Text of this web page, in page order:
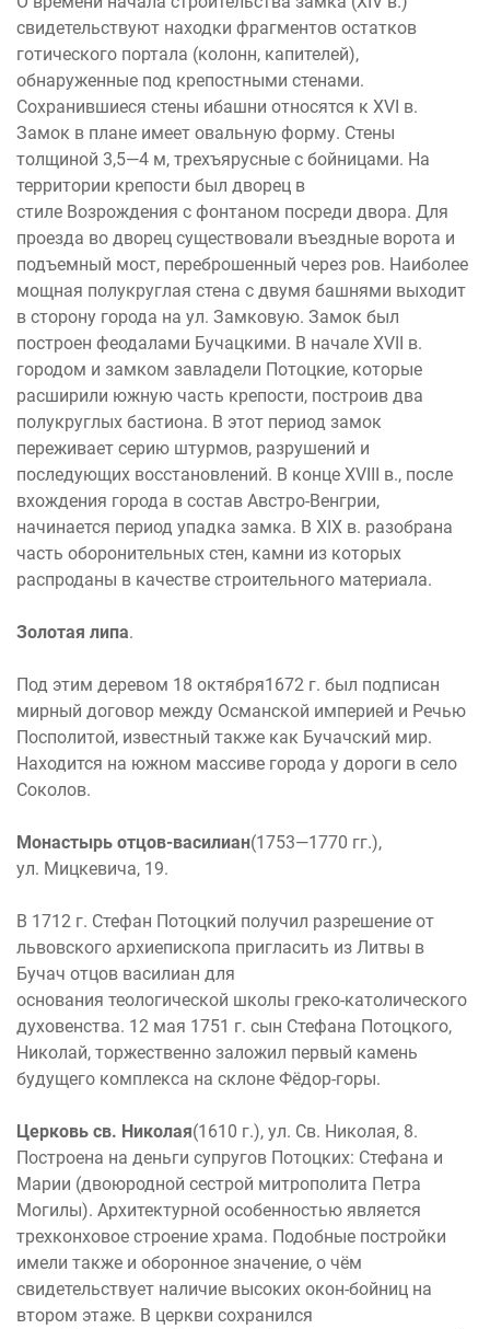
свидетельствуют находки фрагментов остатков
готического портала (колонн, капителей),
обнаруженные под крепостными стенами.
Сохранившиеся стены ибашни относятся к XVI в.
Замок в плане имеет овальную форму. Стены
толщиной 3,5—4 м, трехъярусные с бойницами. На
территории крепости был дворец в
стиле Возрождения с фонтаном посреди двора. Для
проезда во дворец существовали въездные ворота и
подъемный мост, переброшенный через ров. Наиболее
мощная полукруглая стена с двумя башнями выходит
в сторону города на ул. Замковую. Замок был
построен феодалами Бучацкими. В начале XVII в.
городом и замком завладели Потоцкие, которые
расширили южную часть крепости, построив два
полукруглых бастиона. В этот период замок
переживает серию штурмов, разрушений и
последующих восстановлений. В конце XVIII в., после
вхождения города в состав Австро-Венгрии,
начинается период упадка замка. В XIX в. разобрана
часть оборонительных стен, камни из которых
распроданы в качестве строительного материала.
Золотая липа.
Под этим деревом 18 октября1672 г. был подписан
мирный договор между Османской империей и Речью
Посполитой, известный также как Бучачский мир.
Находится на южном массиве города у дороги в село
Соколов.
Монастырь отцов-василиан(1753—1770 гг.),
ул. Мицкевича, 19.
В 1712 г. Стефан Потоцкий получил разрешение от
львовского архиепископа пригласить из Литвы в
Бучач отцов василиан для
основания теологической школы греко-католического
духовенства. 12 мая 1751 г. сын Стефана Потоцкого,
Николай, торжественно заложил первый камень
будущего комплекса на склоне Фёдор-горы.
Церковь св. Николая(1610 г.), ул. Св. Николая, 8.
Построена на деньги супругов Потоцких: Стефана и
Марии (двоюродной сестрой митрополита Петра
Могилы). Архитектурной особенностью является
трехконховое строение храма. Подобные постройки
имели также и оборонное значение, о чём
свидетельствует наличие высоких окон-бойниц на
втором этаже. В церкви сохранился